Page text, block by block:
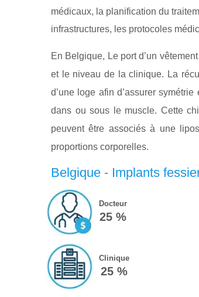
médicaux, la planification du
infrastructures, les protocoles
En Belgique, Le port d’un
et le niveau de la clinique. La
d’une loge afin d’assurer
dans ou sous le muscle. Cette
peuvent être associés à une
proportions corporelles.
Belgique - Implants
Docteur
25 %
Clinique
25 %